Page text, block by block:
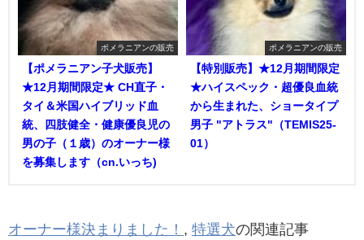
ポメラニアンの販売
【ポメラニアン子犬販売】
★12月期間限定★ CH直子・
タイ＆米国ハイブリッド血
統、四肢健全・健康優良児の
男の子（１歳）のオーナー様
を募集します（cn.いっち)
ポメラニアンの販売
【特別販売】★12月期間限定
★ハイスペック・超優良血統
から生まれた、ショータイプ
男子 "アトラス"（TEMIS25-
01）
オーナー様決まりました！ , 特選犬の関連記事